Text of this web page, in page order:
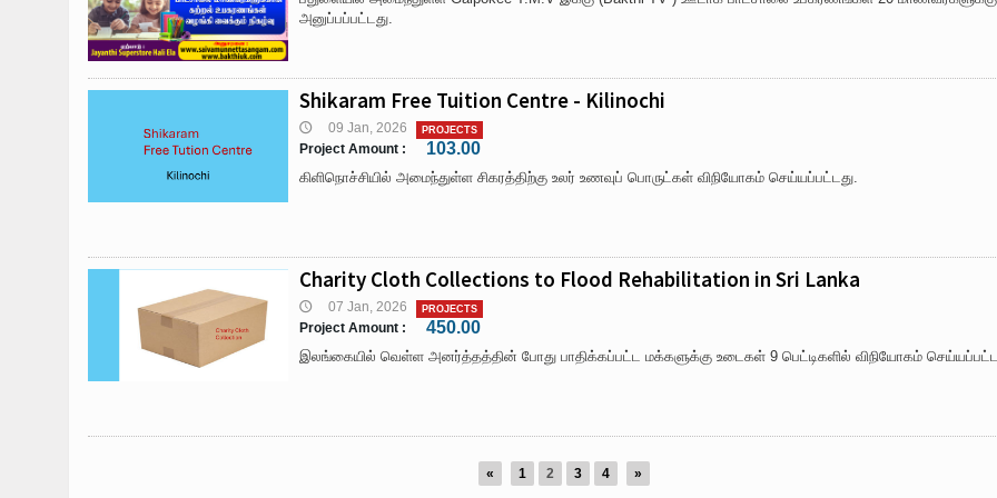
அனுப்பப்பட்டது.
Shikaram Free Tuition Centre - Kilinochi
🕔 09 Jan, 2026 PROJECTS
Project Amount : 103.00
கிளிநொச்சியில் அமைந்துள்ள சிகரத்திற்கு உலர் உணவுப் பொருட்கள் விநியோகம் செய்யப்பட்டது.
Charity Cloth Collections to Flood Rehabilitation in Sri Lanka
🕔 07 Jan, 2026 PROJECTS
Project Amount : 450.00
இலங்கையில் வெள்ள அனர்த்தத்தின் போது பாதிக்கப்பட்ட மக்களுக்கு உடைகள் 9 பெட்டிகளில் விநியோகம்
« 1 2 3 4 »